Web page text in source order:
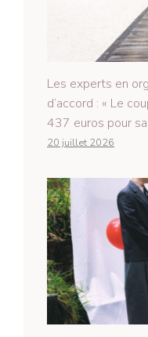
Les experts en
d’accord : « Le
437 euros pour
20 juillet 2026